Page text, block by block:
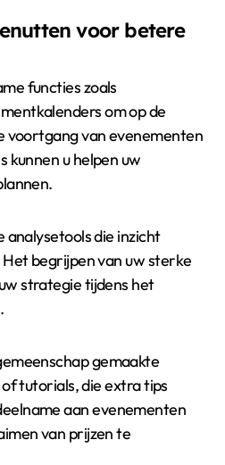
voor betere
functies zoals
om op de
voortgang van evenementen
kunnen u helpen uw
analysetools die inzicht
begrijpen van uw sterke
strategie tijdens het
gemaakte
tutorials, die extra tips
aan evenementen
van prijzen te